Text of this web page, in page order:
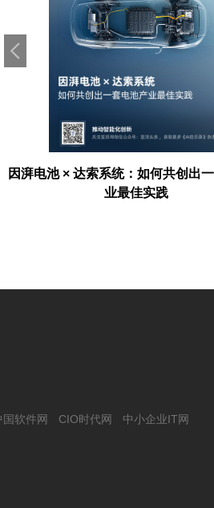
因湃电池 × 达索系统：如何共创出
业最佳实践
国软件网 CIO时代网
中小企业IT网